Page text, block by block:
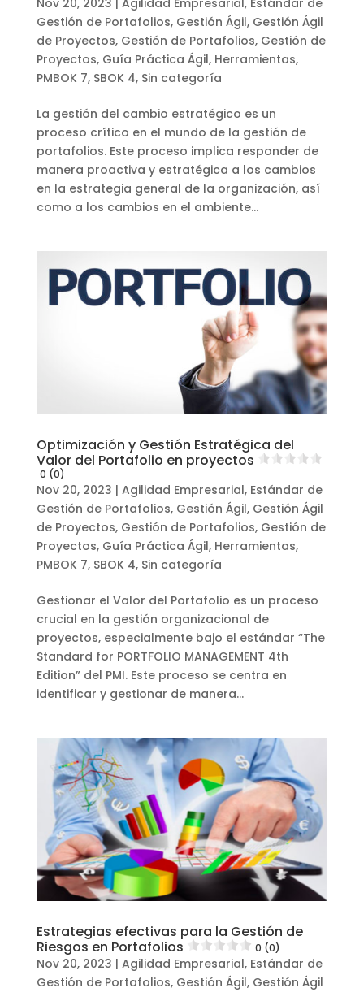
Nov 20, 2023 Agilidad Empresarial, Estándar de
Gestión de Portafolios, Gestión Ágil, Gestión Ágil
de Proyectos, Gestión de Portafolios, Gestión de
Proyectos, Guía Práctica Ágil, Herramientas,
PMBOK 7, SBOK 4, Sin categoría
La gestión del cambio estratégico es un
proceso crítico en el mundo de la gestión de
portafolios. Este proceso implica responder de
manera proactiva y estratégica a los cambios
en la estrategia general de la organización, así
como a los cambios en el ambiente...
Optimización y Gestión Estratégica del
Valor del Portafolio en proyectos
0 (0)
Nov 20, 2023 | Agilidad Empresarial, Estándar de
Gestión de Portafolios, Gestión Ágil, Gestión Ágil
de Proyectos, Gestión de Portafolios, Gestión de
Proyectos, Guía Práctica Ágil, Herramientas,
PMBOK 7, SBOK 4, Sin categoría
Gestionar el Valor del Portafolio es un proceso
crucial en la gestión organizacional de
proyectos, especialmente bajo el estándar “The
Standard for PORTFOLIO MANAGEMENT 4th
Edition” del PMI. Este proceso se centra en
identificar y gestionar de manera...
Estrategias efectivas para la Gestión de
Riesgos en Portafolios
0 (0)
Nov 20, 2023 | Agilidad Empresarial, Estándar de
Gestión de Portafolios, Gestión Ágil, Gestión Ágil